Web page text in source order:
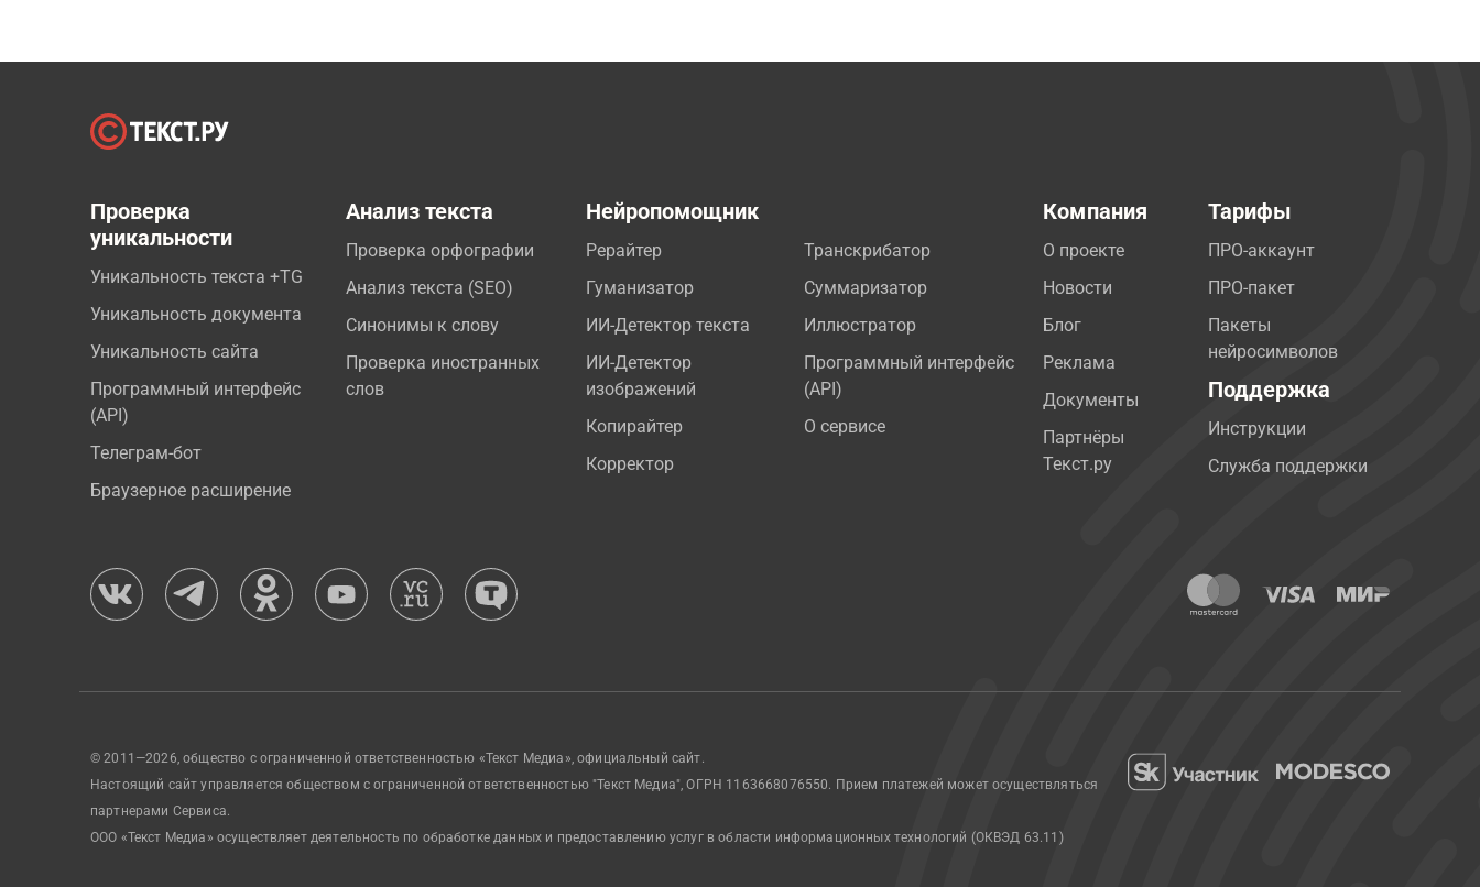
Проверка
уникальности
Уникальность текста +TG
Уникальность документа
Уникальность сайта
Программный интерфейс
(API)
Телеграм-бот
Браузерное расширение
Анализ текста
Проверка орфографии
Анализ текста (SEO)
Синонимы к слову
Проверка иностранных
слов
Нейропомощник
Рерайтер
Гуманизатор
ИИ-Детектор текста
ИИ-Детектор
изображений
Копирайтер
Корректор
Транскрибатор
Суммаризатор
Иллюстратор
Программный интерфейс
(API)
О сервисе
Компания
О проекте
Новости
Блог
Реклама
Документы
Партнёры
Текст.ру
Тарифы
ПРО-аккаунт
ПРО-пакет
Пакеты
нейросимволов
Поддержка
Инструкции
Служба поддержки
© 2011—2026, общество с ограниченной ответственностью «Текст Медиа», официальный сайт.
Настоящий сайт управляется обществом с ограниченной ответственностью "Текст Медиа", ОГРН 1163668076550. Прием платежей может осуществляться
партнерами Сервиса.
ООО «Текст Медиа» осуществляет деятельность по обработке данных и предоставлению услуг в области информационных технологий (ОКВЭД 63.11)